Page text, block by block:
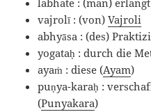
labhate : (man)
vajrolī : (von)Vajroli
abhyāsa : (des)
yogataḥ : durch die
ayaṁ : diese (Ayam)
puṇya-karaḥ :
(Punyakara)